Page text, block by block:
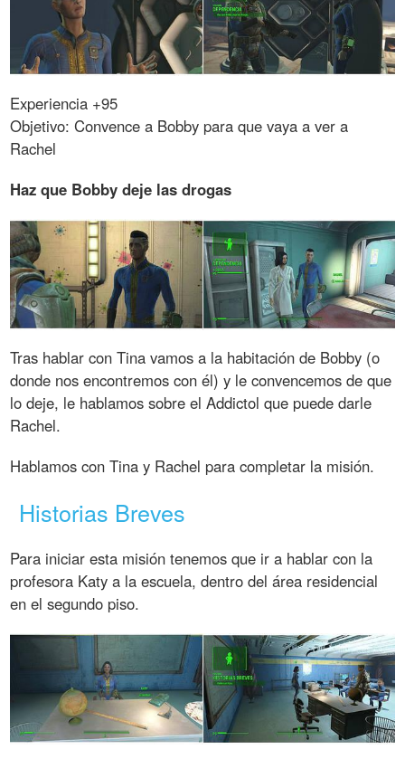
Experiencia +95
Objetivo: Convence a Bobby para que vaya a ver a
Rachel
Haz que Bobby deje las drogas
Tras hablar con Tina vamos a la habitación de Bobby (o
donde nos encontremos con él) y le convencemos de que
lo deje, le hablamos sobre el Addictol que puede darle
Rachel.
Hablamos con Tina y Rachel para completar la misión.
Historias Breves
Para iniciar esta misión tenemos que ir a hablar con la
profesora Katy a la escuela, dentro del área residencial
en el segundo piso.